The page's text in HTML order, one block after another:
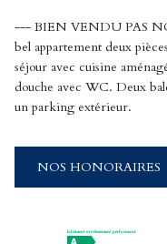
--- BIEN VENDU PAS
bel appartement deux
séjour avec cuisine
douche avec WC. Deux
un parking extérieur.
NOS HONORAIRES